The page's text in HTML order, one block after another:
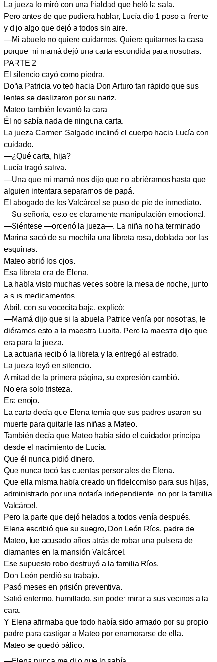
La jueza lo miró con una frialdad que heló la sala.
Pero antes de que pudiera hablar, Lucía dio 1 paso al frente
y dijo algo que dejó a todos sin aire.
—Mi abuelo no quiere cuidarnos. Quiere quitarnos la casa
porque mi mamá dejó una carta escondida para nosotras.
PARTE 2
El silencio cayó como piedra.
Doña Patricia volteó hacia Don Arturo tan rápido que sus
lentes se deslizaron por su nariz.
Mateo también levantó la cara.
Él no sabía nada de ninguna carta.
La jueza Carmen Salgado inclinó el cuerpo hacia Lucía con
cuidado.
—¿Qué carta, hija?
Lucía tragó saliva.
—Una que mi mamá nos dijo que no abriéramos hasta que
alguien intentara separarnos de papá.
El abogado de los Valcárcel se puso de pie de inmediato.
—Su señoría, esto es claramente manipulación emocional.
—Siéntese —ordenó la jueza—. La niña no ha terminado.
Marina sacó de su mochila una libreta rosa, doblada por las
esquinas.
Mateo abrió los ojos.
Esa libreta era de Elena.
La había visto muchas veces sobre la mesa de noche, junto
a sus medicamentos.
Abril, con su vocecita baja, explicó:
—Mamá dijo que si la abuela Patrice venía por nosotras, le
diéramos esto a la maestra Lupita. Pero la maestra dijo que
era para la jueza.
La actuaria recibió la libreta y la entregó al estrado.
La jueza leyó en silencio.
A mitad de la primera página, su expresión cambió.
No era solo tristeza.
Era enojo.
La carta decía que Elena temía que sus padres usaran su
muerte para quitarle las niñas a Mateo.
También decía que Mateo había sido el cuidador principal
desde el nacimiento de Lucía.
Que él nunca pidió dinero.
Que nunca tocó las cuentas personales de Elena.
Que ella misma había creado un fideicomiso para sus hijas,
administrado por una notaría independiente, no por la familia
Valcárcel.
Pero la parte que dejó helados a todos venía después.
Elena escribió que su suegro, Don León Ríos, padre de
Mateo, fue acusado años atrás de robar una pulsera de
diamantes en la mansión Valcárcel.
Ese supuesto robo destruyó a la familia Ríos.
Don León perdió su trabajo.
Pasó meses en prisión preventiva.
Salió enfermo, humillado, sin poder mirar a sus vecinos a la
cara.
Y Elena afirmaba que todo había sido armado por su propio
padre para castigar a Mateo por enamorarse de ella.
Mateo se quedó pálido.